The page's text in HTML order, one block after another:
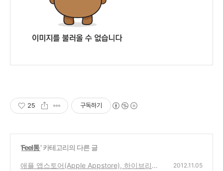
25 구독하기
'Feel통' 카테고리의 다른 글
애플 앱스토어(Apple Appstore), 하이브리드
2012.11.05